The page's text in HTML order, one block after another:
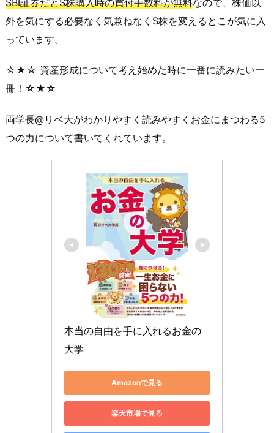
外を気にする必要なく気兼ねなくS株を変えるとこが気に入
っています。
☆★☆ 資産形成について考え始めた時に一番に読みたい一
冊！☆★☆
両学長@リベ大がわかりやすく読みやすくお金にまつわる5
つの力について書いてくれています。
本当の自由を手に入れるお金の
大学
Amazonで見る
楽天市場で見る